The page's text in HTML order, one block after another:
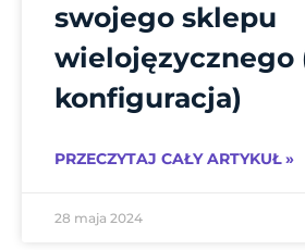
swojego sklepu
wielojęzycznego
konfiguracja)
PRZECZYTAJ CAŁY ARTYKUŁ »
28 maja 2024